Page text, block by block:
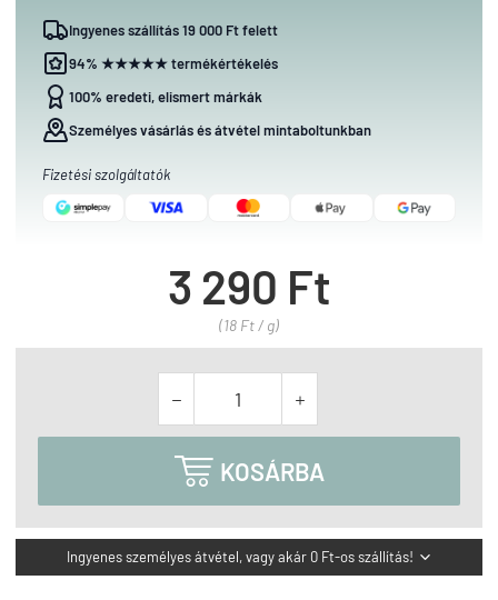
Ingyenes szállítás 19 000 Ft felett
94% ★★★★★ termékértékelés
100% eredeti, elismert márkák
Személyes vásárlás és átvétel mintaboltunkban
Fizetési szolgáltatók
3 290 Ft
(18 Ft / g)
 
 KOSÁRBA
Ingyenes személyes átvétel, vagy akár 0 Ft-os szállítás! 